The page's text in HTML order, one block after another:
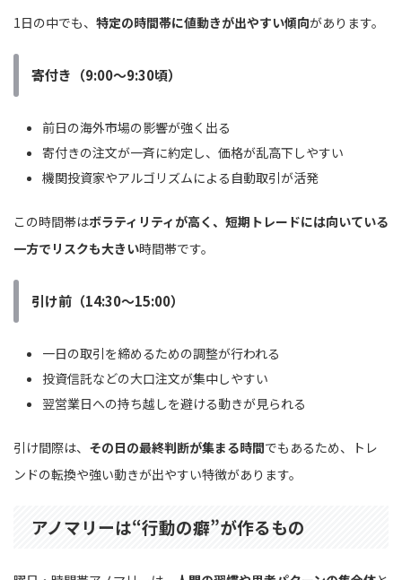
1日の中でも、 特定の時間帯に値動きが出やすい傾向があります。
寄付き（9:00〜9:30頃）
前日の海外市場の影響が強く出る
寄付きの注文が一斉に約定し、価格が乱高下しやすい
機関投資家やアルゴリズムによる自動取引が活発
この時間帯はボラティリティが高く、短期トレードには向いている
一方でリスクも大きい時間帯です。
引け前（14:30〜15:00）
一日の取引を締めるための調整が行われる
投資信託などの大口注文が集中しやすい
翌営業日への持ち越しを避ける動きが見られる
引け間際は、 その日の最終判断が集まる時間でもあるため、トレ
ンドの転換や強い動きが出やすい特徴があります。
アノマリーは“行動の癖”が作るもの